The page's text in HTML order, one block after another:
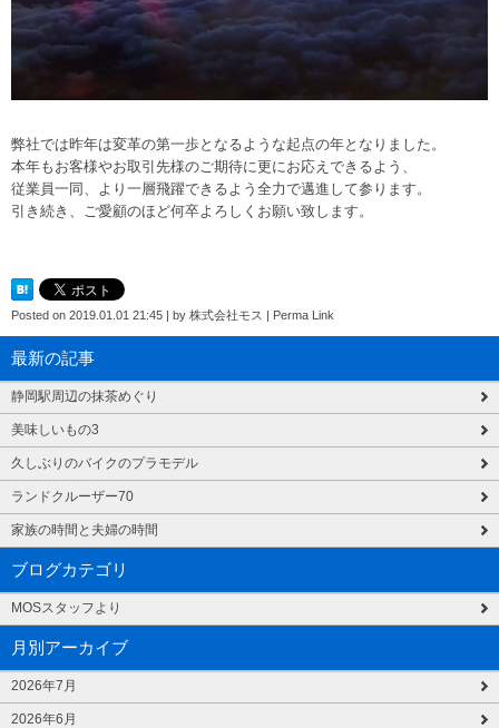
弊社では昨年は変革の第一歩となるような起点の年となりました。
本年もお客様やお取引先様のご期待に更にお応えできるよう、
従業員一同、より一層飛躍できるよう全力で邁進して参ります。
引き続き、ご愛顧のほど何卒よろしくお願い致します。
Posted on 2019.01.01 21:45 | by 株式会社モス | Perma Link
最新の記事
静岡駅周辺の抹茶めぐり
美味しいもの3
久しぶりのバイクのプラモデル
ランドクルーザー70
家族の時間と夫婦の時間
ブログカテゴリ
MOSスタッフより
月別アーカイブ
2026年7月
2026年6月